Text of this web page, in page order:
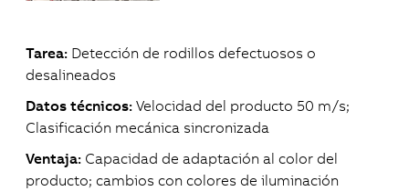
Tarea: Detección de rodillos defectuosos o
desalineados
Datos técnicos: Velocidad del producto 50 m/s;
Clasificación mecánica sincronizada
Ventaja: Capacidad de adaptación al color del
producto; cambios con colores de iluminación